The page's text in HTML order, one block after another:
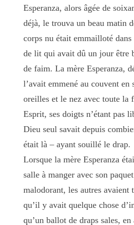
Esperanza, alors âgée de
déjà, le trouva un beau matin
corps nu était emmailloté
de lit qui avait dû un jour être
de faim. La mère Esperanza,
l’avait emmené au couvent en
oreilles et le nez avec toute la
Esprit, ses doigts n’étant pas
Dieu seul savait depuis
était là – ayant souillé le drap.
Lorsque la mère Esperanza
salle à manger avec son
malodorant, les autres avaient
qu’il y avait quelque chose
qu’un ballot de draps sales, en